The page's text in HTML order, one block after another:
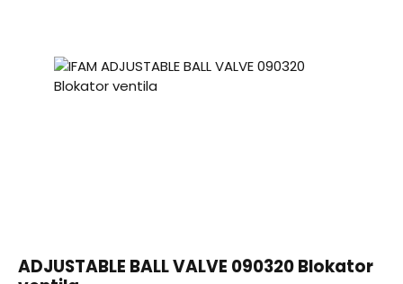
ADJUSTABLE BALL VALVE 090320 Blokator